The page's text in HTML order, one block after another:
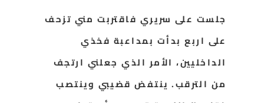
جلست على سريري فاقتربت مني تزحف
على اربع بدأت بمداعبة فخذي
الداخليين، الأمر الذي جعلني ارتجف
من الترقب. ينتفض قضيبي وينتصب